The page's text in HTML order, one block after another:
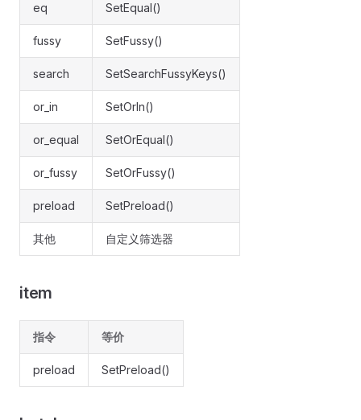
eq SetEqual()
fussy SetFussy()
search SetSearchFussyKeys()
or_in SetOrIn()
or_equal SetOrEqual()
or_fussy SetOrFussy()
preload SetPreload()
其他 自定义筛选器
item
指令 等价
preload SetPreload()